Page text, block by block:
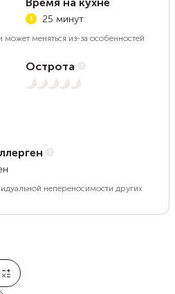
25 минут
может меняться из-за особенностей
Острота
Нет остроты
непереносимости других